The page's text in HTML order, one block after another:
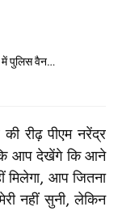
में पुलिस वैन…
रीढ़ पीएम नरेंद्र
कि आप देखेंगे कि आने
मिलेगा, आप जितना
नहीं सुनी, लेकिन